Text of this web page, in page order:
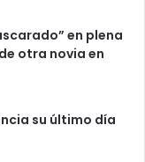
en plena
otra novia en
su último día